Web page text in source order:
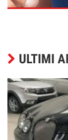
ULTIMI